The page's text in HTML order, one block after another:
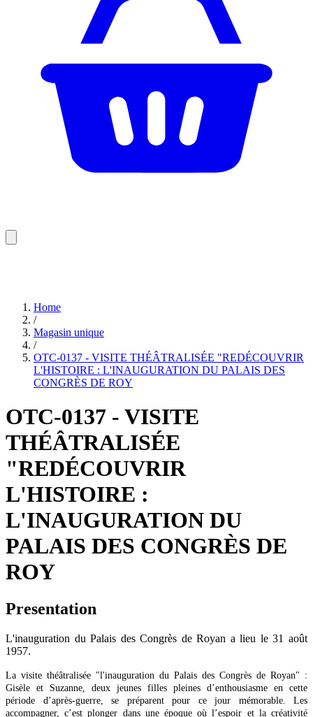
Home
/
Magasin unique
/
OTC-0137 - VISITE THÉÂTRALISÉE "REDÉCOUVRIR
L'HISTOIRE : L'INAUGURATION DU PALAIS DES
CONGRÈS DE ROY
OTC-0137 - VISITE
THÉÂTRALISÉE
"REDÉCOUVRIR
L'HISTOIRE :
L'INAUGURATION DU
PALAIS DES CONGRÈS DE
ROY
Presentation
L'inauguration du Palais des Congrès de Royan a lieu le 31 août
1957.
La visite théâtralisée "l'inauguration du Palais des Congrès de Royan" :
Gisèle et Suzanne, deux jeunes filles pleines d’enthousiasme en cette
période d’après-guerre, se préparent pour ce jour mémorable. Les
accompagner, c’est plonger dans une époque où l’espoir et la créativité